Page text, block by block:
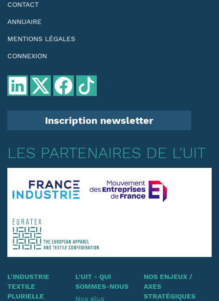
CONTACT
ANNUAIRE
MENTIONS LÉGALES
CONNEXION
Inscription newsletter
LES PARTENAIRES DE L'UIT
L'INDUSTRIE
TEXTILE
PLURIELLE
L'UIT - QUI
SOMMES-NOUS
Nos élus
NOS ENJEUX /
AXES
STRATÉGIQUES